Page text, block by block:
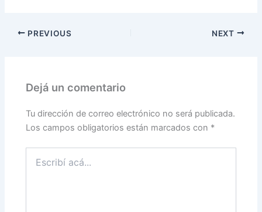
PREVIOUS NEXT
Dejá un comentario
Tu dirección de correo electrónico no será publicada.
Los campos obligatorios están marcados con *
acá...